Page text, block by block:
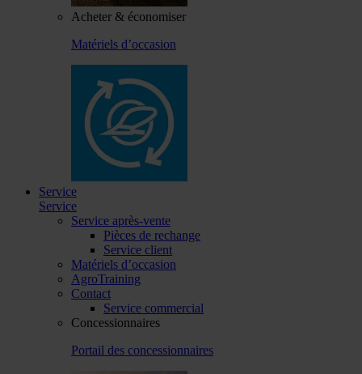
Acheter & économiser
Matériels d’occasion
Service
Service
Service après-vente
Pièces de rechange
Service client
Matériels d’occasion
AgroTraining
Contact
Service commercial
Concessionnaires
Portail des concessionnaires